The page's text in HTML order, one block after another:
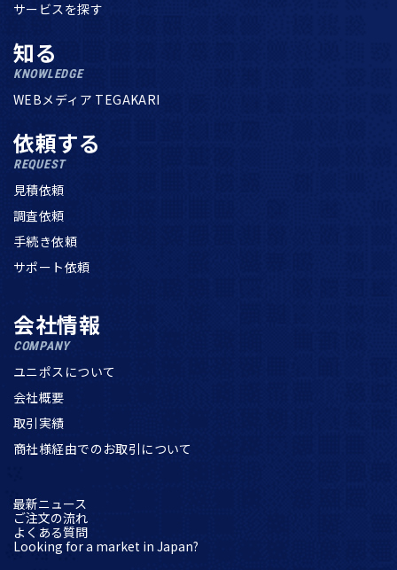
サービスを探す
知る
KNOWLEDGE
WEBメディア TEGAKARI
依頼する
REQUEST
見積依頼
調査依頼
手続き依頼
サポート依頼
会社情報
COMPANY
ユニポスについて
会社概要
取引実績
商社様経由でのお取引について
最新ニュース
ご注文の流れ
よくある質問
Looking for a market in Japan?